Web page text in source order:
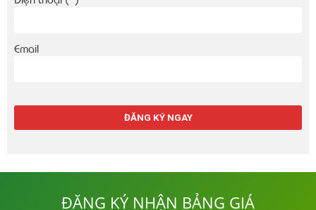
Email
ĐĂNG KÝ NHẬN BẢNG GIÁ